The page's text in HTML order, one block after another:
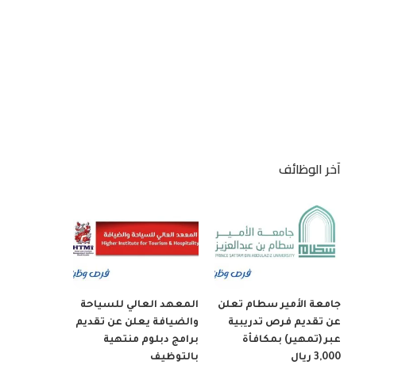
آخر الوظائف
جامعة الأمير سطام تعلن
عن تقديم فرص تدريبية
عبر (تمهير) بمكافأة
3,000 ريال
المعهد العالي للسياحة
والضيافة يعلن عن تقديم
برامج دبلوم منتهية
بالتوظيف